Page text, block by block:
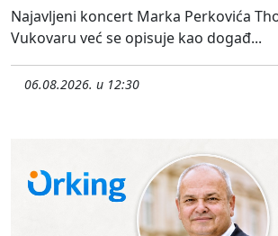
Najavljeni koncert Marka Perkovića
Vukovaru već se opisuje kao događ...
06.08.2026. u 12:30